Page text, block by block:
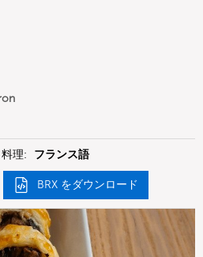
料理: フランス語
BRX をダウンロード